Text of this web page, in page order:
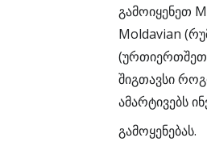
გამოიყენეთ
Moldavian
შიგთავსი
ამარტივებს
გამოყენებას.